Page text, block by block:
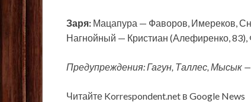
Заря: Мацапура — Фаворов, Имереков,
Нагнойный — Кристиан (Алефиренко, 83),
Предупреждения: Гагун, Таллес, Мысык
Читайте Korrespondent.net в Google News